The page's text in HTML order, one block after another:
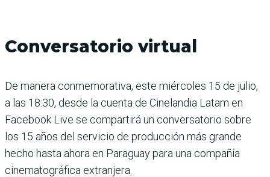
Conversatorio virtual
De manera conmemorativa, este miércoles 15 de julio,
a las 18:30, desde la cuenta de Cinelandia Latam en
Facebook Live se compartirá un conversatorio sobre
los 15 años del servicio de producción más grande
hecho hasta ahora en Paraguay para una compañía
cinematográfica extranjera.